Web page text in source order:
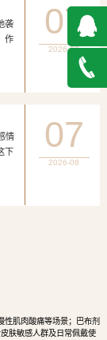
袭
作
07
2026-08
情
下
07
2026-08
性肌肉酸痛等场景；巴布剂
肤敏感人群及日常佩戴使
QQ在